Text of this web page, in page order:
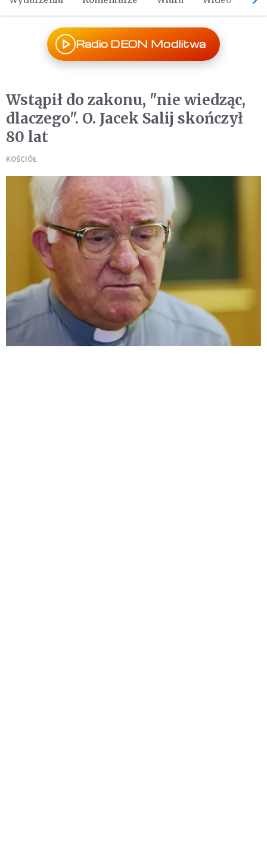
Radio DEON Modlitwa
Wstąpił do zakonu, "nie wiedząc,
dlaczego". O. Jacek Salij skończył
80 lat
KOŚCIÓŁ